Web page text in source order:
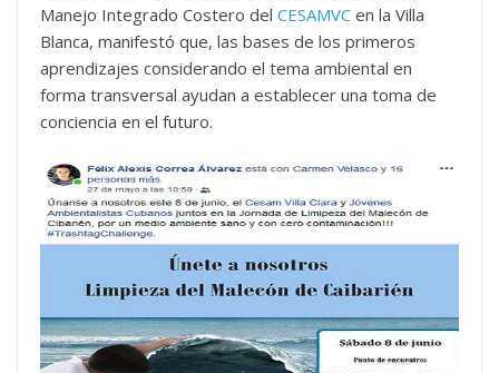
Manejo Integrado Costero del CESAMVC en la Villa
Blanca, manifestó que, las bases de los primeros
aprendizajes considerando el tema ambiental en
forma transversal ayudan a establecer una toma de
conciencia en el futuro.